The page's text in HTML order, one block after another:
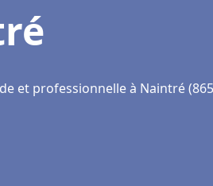
et professionnelle à Naintré